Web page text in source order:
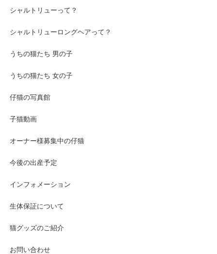
シャルトリューって？
シャルトリューロングヘアって？
うちの猫たち 男の子
うちの猫たち 女の子
仔猫の写真館
子猫動画
オーナー様募集中の仔猫
今後の出産予定
インフォメーション
生体保証について
猫グッズのご紹介
お問い合わせ